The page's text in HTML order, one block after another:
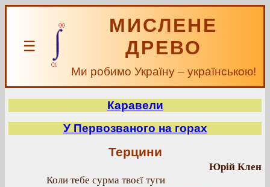
☰
МИСЛЕНЕ
ДРЕВО
Ми робимо Україну – українською!
Каравели
У Первозваного на горах
Терцини
Юрій Клен
Коли тебе сурма твоєї туги